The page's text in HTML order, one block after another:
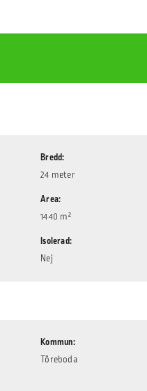
Bredd
24 meter
Area
1440 m²
Isolerad
Nej
Kommun
Töreboda